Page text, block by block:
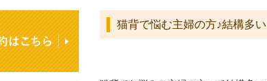
猫背で悩む主婦の方♪結構多い